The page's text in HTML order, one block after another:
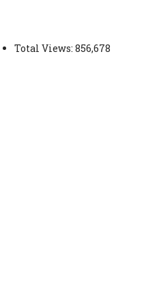
Total Views: 856,678